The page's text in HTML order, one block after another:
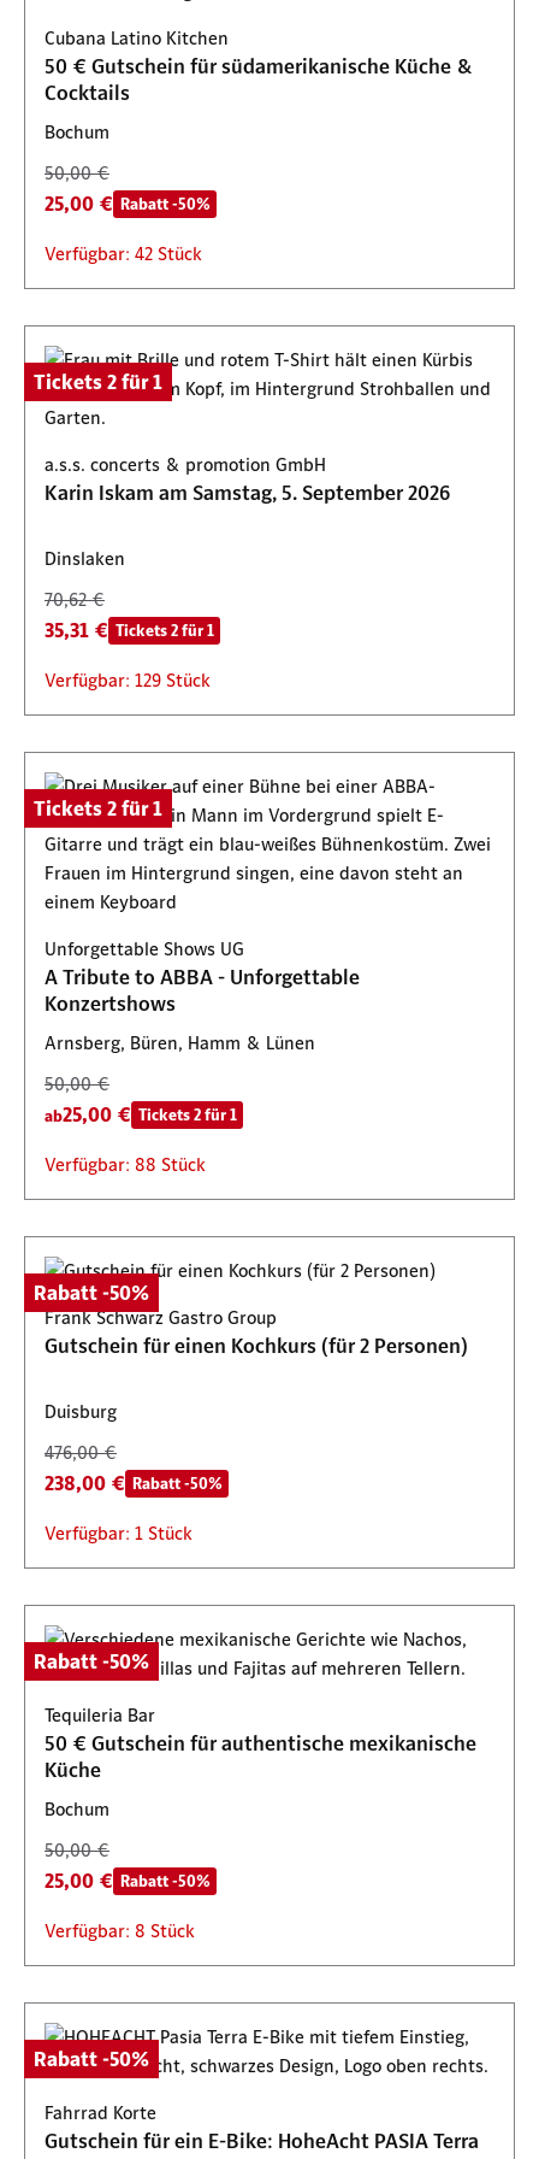
Verfügbar: 100 Stück
Cubana Latino Kitchen
50 € Gutschein für südamerikanische Küche &
Cocktails
Bochum
50,00 €
25,00 € Rabatt -50%
Verfügbar: 42 Stück
Tickets 2 für 1
a.s.s. concerts & promotion GmbH
Karin Iskam am Samstag, 5. September 2026
Dinslaken
70,62 €
35,31 € Tickets 2 für 1
Verfügbar: 129 Stück
Tickets 2 für 1
Unforgettable Shows UG
A Tribute to ABBA - Unforgettable
Konzertshows
Arnsberg, Büren, Hamm & Lünen
50,00 €
ab25,00 € Tickets 2 für 1
Verfügbar: 88 Stück
Rabatt -50%
Frank Schwarz Gastro Group
Gutschein für einen Kochkurs (für 2 Personen)
Duisburg
476,00 €
238,00 € Rabatt -50%
Verfügbar: 1 Stück
Rabatt -50%
Tequileria Bar
50 € Gutschein für authentische mexikanische
Küche
Bochum
50,00 €
25,00 € Rabatt -50%
Verfügbar: 8 Stück
Rabatt -50%
Fahrrad Korte
Gutschein für ein E-Bike: HoheAcht PASIA Terra